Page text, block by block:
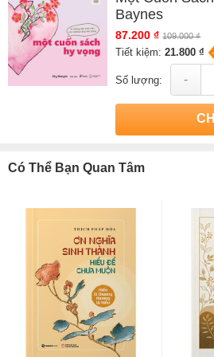
Baynes
87.200 ₫ 109.000 ₫
Tiết kiệm:21.800 ₫
Số lượng: -
Có Thể Bạn Quan Tâm